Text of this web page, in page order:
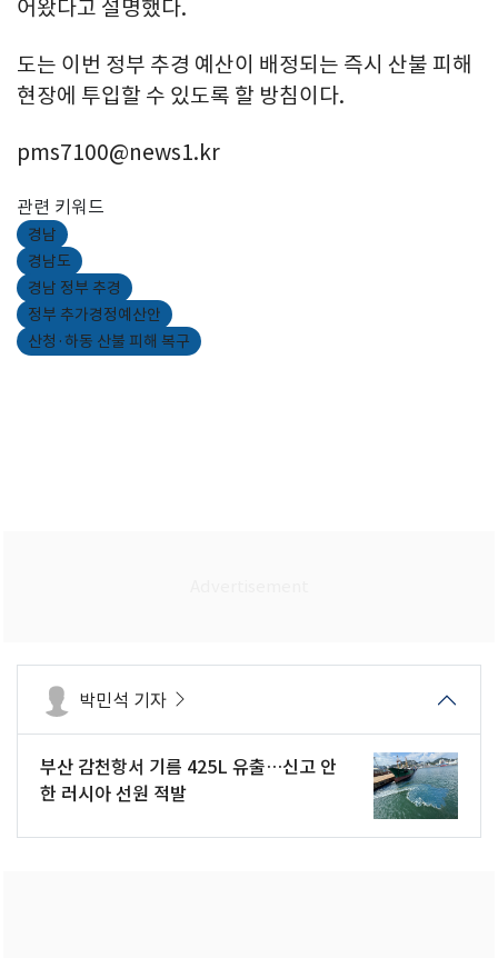
어왔다고 설명했다.
도는 이번 정부 추경 예산이 배정되는 즉시 산불 피해
현장에 투입할 수 있도록 할 방침이다.
pms7100@news1.kr
관련 키워드
경남
경남도
경남 정부 추경
정부 추가경정예산안
산청·하동 산불 피해 복구
박민석 기자
부산 감천항서 기름 425L 유출…신고 안
한 러시아 선원 적발